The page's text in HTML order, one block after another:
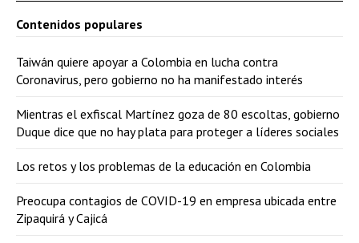
Contenidos populares
Taiwán quiere apoyar a Colombia en lucha contra
Coronavirus, pero gobierno no ha manifestado interés
Mientras el exfiscal Martínez goza de 80 escoltas, gobierno
Duque dice que no hay plata para proteger a líderes sociales
Los retos y los problemas de la educación en Colombia
Preocupa contagios de COVID-19 en empresa ubicada entre
Zipaquirá y Cajicá